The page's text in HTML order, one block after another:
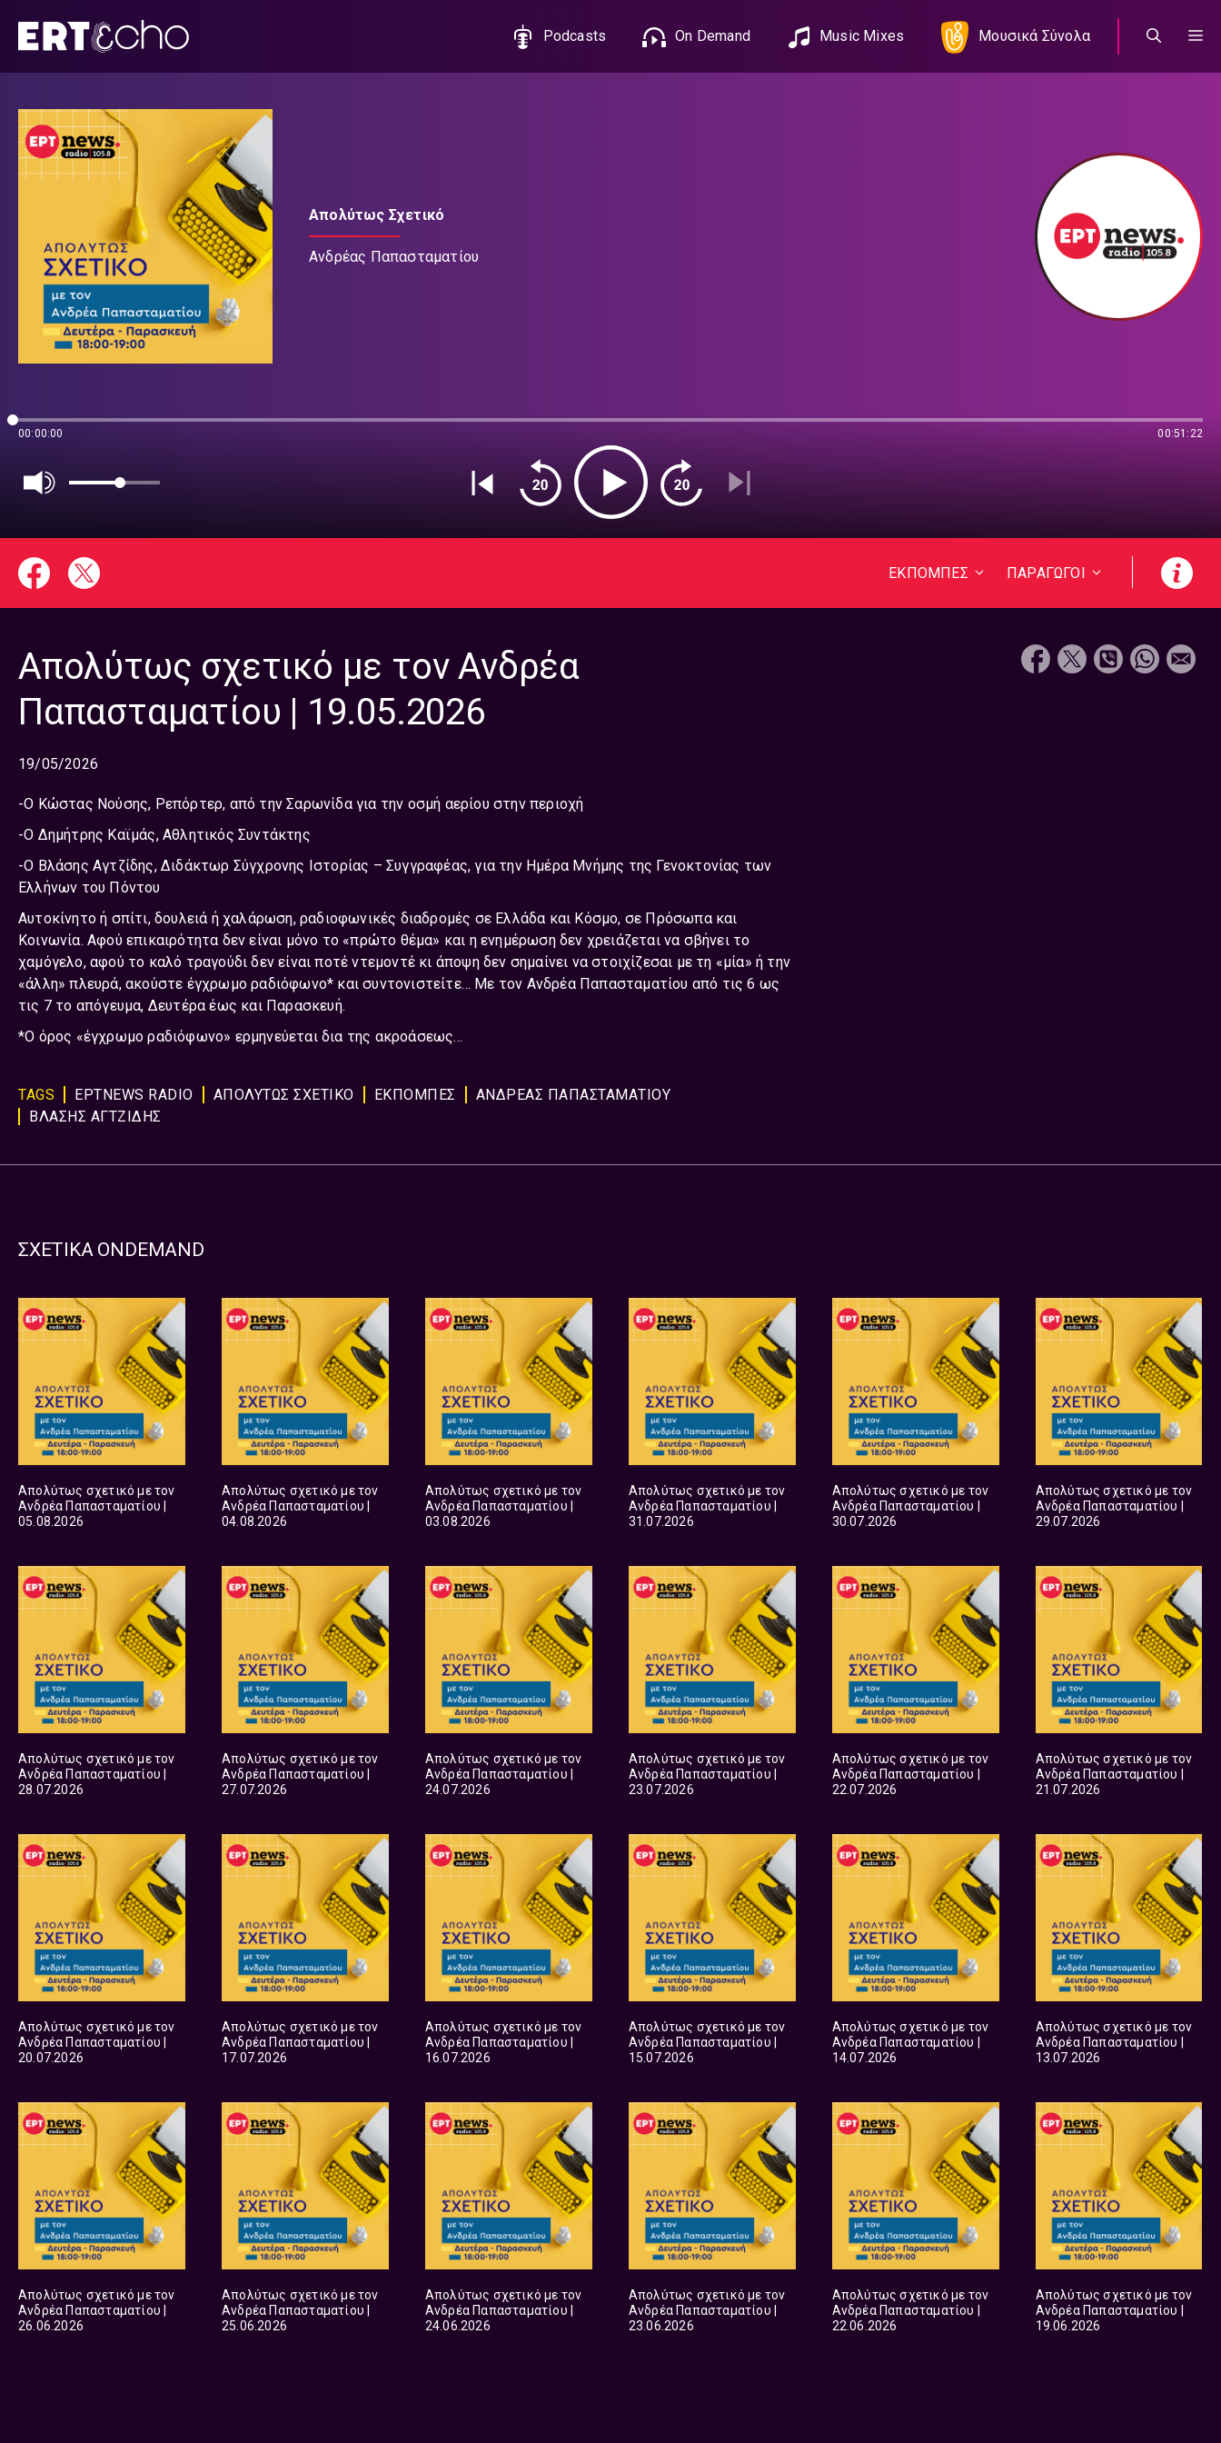
περιεχόμενο
Podcasts On Demand Music Mixes Μουσικά Σύνολα
Απολύτως Σχετικό
Ανδρέας Παπασταματίου
00:00:00 00:51:22
ΕΚΠΟΜΠΕΣ ΠΑΡΑΓΩΓΟΙ
Απολύτως σχετικό με τον Ανδρέα
Παπασταματίου | 19.05.2026
19/05/2026
-Ο Κώστας Νούσης, Ρεπόρτερ, από την Σαρωνίδα για την οσμή αερίου στην περιοχή
-Ο Δημήτρης Καϊμάς, Αθλητικός Συντάκτης
-Ο Βλάσης Αγτζίδης, Διδάκτωρ Σύγχρονης Ιστορίας – Συγγραφέας, για την Ημέρα Μνήμης της Γενοκτονίας των
Ελλήνων του Πόντου
Αυτοκίνητο ή σπίτι, δουλειά ή χαλάρωση, ραδιοφωνικές διαδρομές σε Ελλάδα και Κόσμο, σε Πρόσωπα και
Κοινωνία. Αφού επικαιρότητα δεν είναι μόνο το «πρώτο θέμα» και η ενημέρωση δεν χρειάζεται να σβήνει το
χαμόγελο, αφού το καλό τραγούδι δεν είναι ποτέ ντεμοντέ κι άποψη δεν σημαίνει να στοιχίζεσαι με τη «μία» ή την
«άλλη» πλευρά, ακούστε έγχρωμο ραδιόφωνο* και συντονιστείτε… Με τον Ανδρέα Παπασταματίου από τις 6 ως
τις 7 το απόγευμα, Δευτέρα έως και Παρασκευή.
*Ο όρος «έγχρωμο ραδιόφωνο» ερμηνεύεται δια της ακροάσεως…
TAGS ΕΡΤNEWS RADIO ΑΠΟΛΥΤΩΣ ΣΧΕΤΙΚΟ ΕΚΠΟΜΠΈΣ
ΑΝΔΡΕΑΣ ΠΑΠΑΣΤΑΜΑΤΙΟΥ
ΒΛΑΣΗΣ ΑΓΤΖΙΔΗΣ
ΣΧΕΤΙΚΑ ONDEMAND
Απολύτως σχετικό με τον
Ανδρέα Παπασταματίου |
05.08.2026
Απολύτως σχετικό με τον
Ανδρέα Παπασταματίου |
04.08.2026
Απολύτως σχετικό με τον
Ανδρέα Παπασταματίου |
03.08.2026
Απολύτως σχετικό με τον
Ανδρέα Παπασταματίου |
31.07.2026
Απολύτως σχετικό με τον
Ανδρέα Παπασταματίου |
30.07.2026
Απολύτως σχετικό με τον
Ανδρέα Παπασταματίου |
29.07.2026
Απολύτως σχετικό με τον
Ανδρέα Παπασταματίου |
28.07.2026
Απολύτως σχετικό με τον
Ανδρέα Παπασταματίου |
27.07.2026
Απολύτως σχετικό με τον
Ανδρέα Παπασταματίου |
24.07.2026
Απολύτως σχετικό με τον
Ανδρέα Παπασταματίου |
23.07.2026
Απολύτως σχετικό με τον
Ανδρέα Παπασταματίου |
22.07.2026
Απολύτως σχετικό με τον
Ανδρέα Παπασταματίου |
21.07.2026
Απολύτως σχετικό με τον
Ανδρέα Παπασταματίου |
20.07.2026
Απολύτως σχετικό με τον
Ανδρέα Παπασταματίου |
17.07.2026
Απολύτως σχετικό με τον
Ανδρέα Παπασταματίου |
16.07.2026
Απολύτως σχετικό με τον
Ανδρέα Παπασταματίου |
15.07.2026
Απολύτως σχετικό με τον
Ανδρέα Παπασταματίου |
14.07.2026
Απολύτως σχετικό με τον
Ανδρέα Παπασταματίου |
13.07.2026
Απολύτως σχετικό με τον
Ανδρέα Παπασταματίου |
26.06.2026
Απολύτως σχετικό με τον
Ανδρέα Παπασταματίου |
25.06.2026
Απολύτως σχετικό με τον
Ανδρέα Παπασταματίου |
24.06.2026
Απολύτως σχετικό με τον
Ανδρέα Παπασταματίου |
23.06.2026
Απολύτως σχετικό με τον
Ανδρέα Παπασταματίου |
22.06.2026
Απολύτως σχετικό με τον
Ανδρέα Παπασταματίου |
19.06.2026